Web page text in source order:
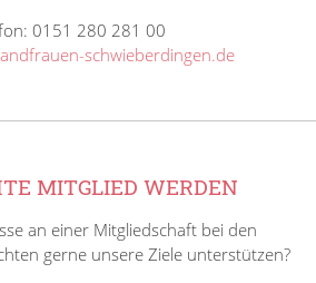
0151 280 281 00
schwieberdingen.de
MITGLIED WERDEN
an einer Mitgliedschaft bei den
gerne unsere Ziele unterstützen?